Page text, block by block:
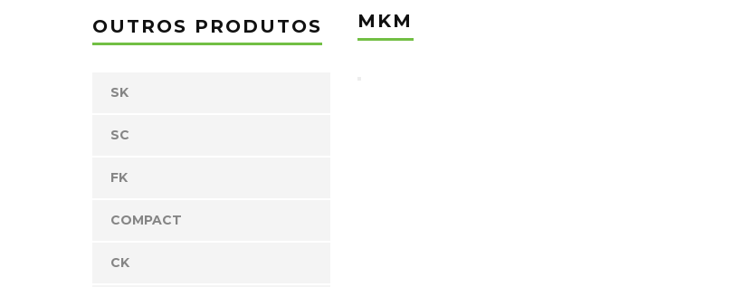
OUTROS PRODUTOS
SK
SC
FK
COMPACT
CK
MKM